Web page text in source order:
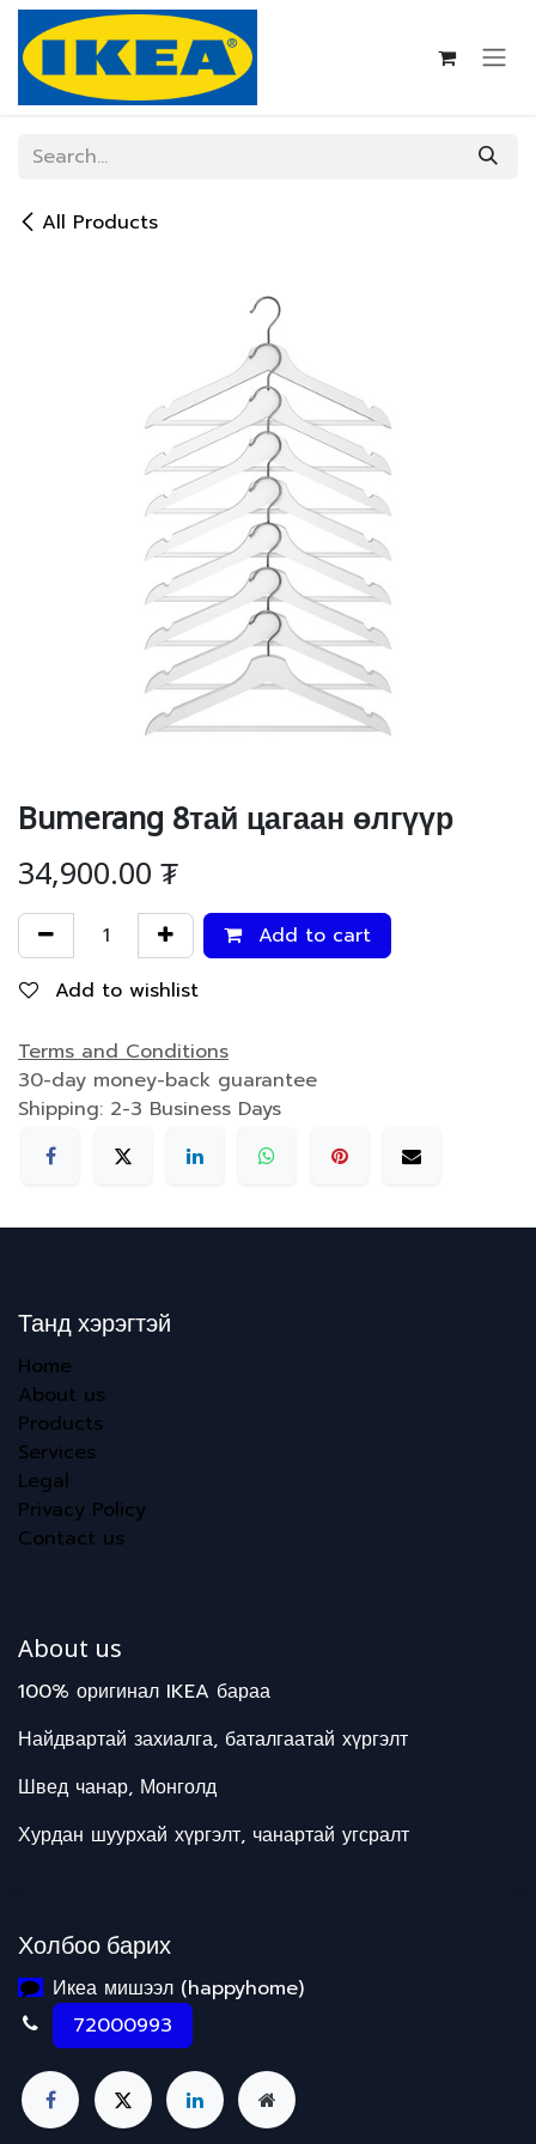
Skip to Content
All Products
Bumerang 8тай цагаан өлгүүр
34,900.00₮
Add to cart
Add to wishlist
Terms and Conditions
30-day money-back guarantee
Shipping: 2-3 Business Days
Танд хэрэгтэй
Home
About us
Products
Services
Legal
Privacy Policy
Contact us
About us
100% оригинал IKEA бараа
Найдвартай захиалга, баталгаатай хүргэлт
Швед чанар, Монголд
Хурдан шуурхай хүргэлт, чанартай угсралт
Холбоо барих
Икеа мишээл (happyhome)
72000993